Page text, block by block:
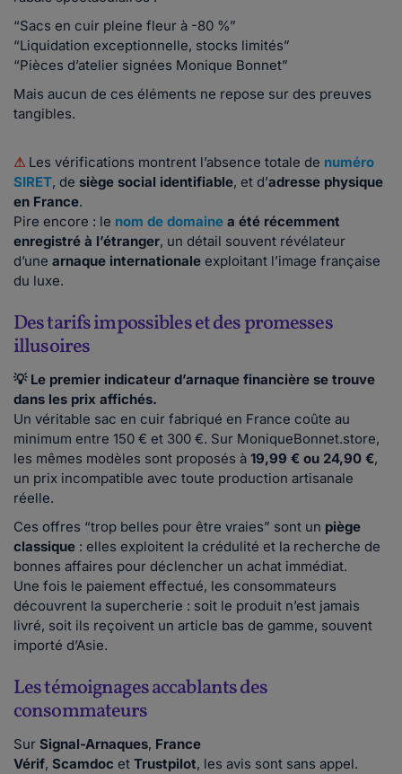
“Sacs en cuir pleine fleur à -80 %”
“Liquidation exceptionnelle, stocks limités”
“Pièces d’atelier signées Monique Bonnet”
Mais aucun de ces éléments ne repose sur des preuves
tangibles.
⚠Les vérifications montrent l’absence totale de numéro
SIRET, de siège social identifiable, et d’adresse physique
en France.
Pire encore : le nom de domaine a été récemment
enregistré à l’étranger, un détail souvent révélateur
d’une arnaque internationale exploitant l’image française
du luxe.
Des tarifs impossibles et des promesses
illusoires
💡 Le premier indicateur d’arnaque financière se trouve
dans les prix affichés.
Un véritable sac en cuir fabriqué en France coûte au
minimum entre 150 € et 300 €. Sur MoniqueBonnet.store,
les mêmes modèles sont proposés à 19,99 € ou 24,90 €,
un prix incompatible avec toute production artisanale
réelle.
Ces offres “trop belles pour être vraies” sont un piège
classique : elles exploitent la crédulité et la recherche de
bonnes affaires pour déclencher un achat immédiat.
Une fois le paiement effectué, les consommateurs
découvrent la supercherie : soit le produit n’est jamais
livré, soit ils reçoivent un article bas de gamme, souvent
importé d’Asie.
Les témoignages accablants des
consommateurs
Sur Signal-Arnaques, France
Vérif, Scamdoc et Trustpilot, les avis sont sans appel.